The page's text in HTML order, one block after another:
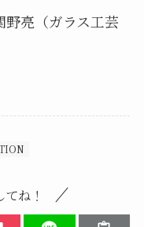
亮（ガラス工芸
ね！